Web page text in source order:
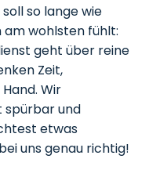
soll so lange wie
wohlsten fühlt:
geht über reine
Zeit,
Wir
spürbar und
etwas
uns genau richtig!